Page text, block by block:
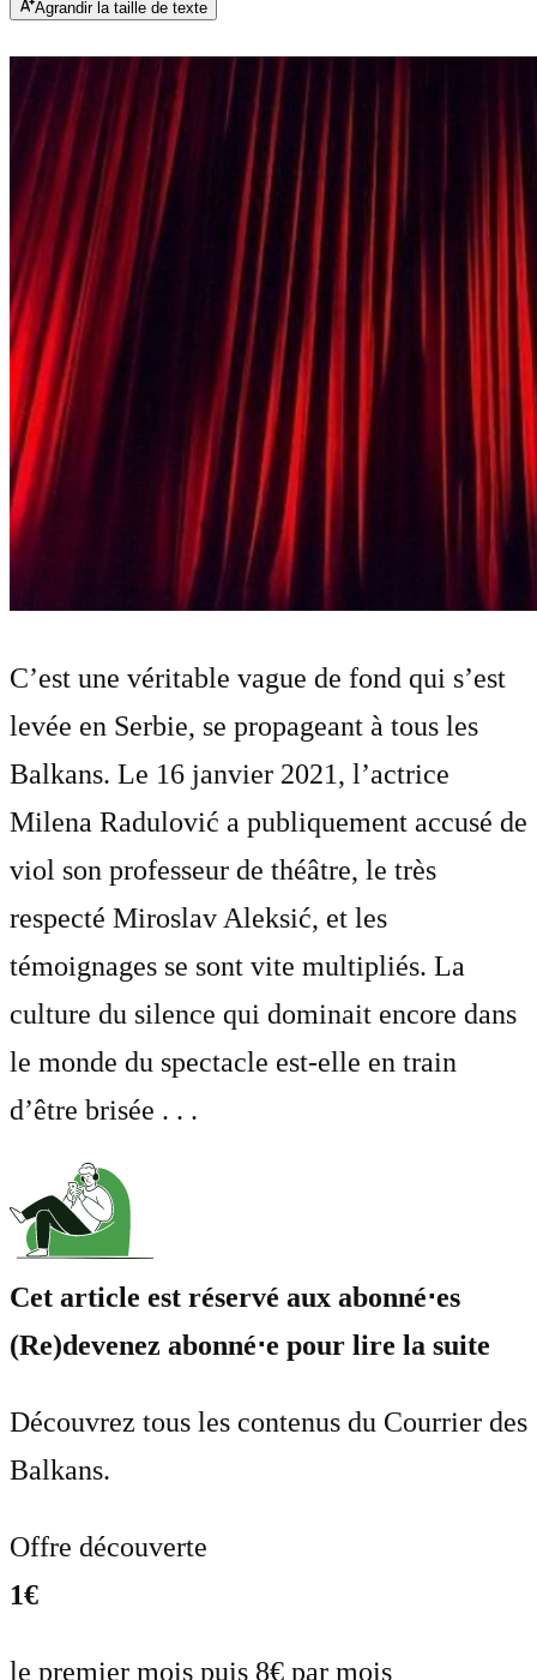
Agrandir la taille de texte
C’est une véritable vague de fond qui s’est
levée en Serbie, se propageant à tous les
Balkans. Le 16 janvier 2021, l’actrice
Milena Radulović a publiquement accusé de
viol son professeur de théâtre, le très
respecté Miroslav Aleksić, et les
témoignages se sont vite multipliés. La
culture du silence qui dominait encore dans
le monde du spectacle est-elle en train
d’être brisée . . .
Cet article est réservé aux abonné⋅es
(Re)devenez abonné⋅e pour lire la suite
Découvrez tous les contenus du Courrier des
Balkans.
Offre découverte
1€
le premier mois puis 8€ par mois